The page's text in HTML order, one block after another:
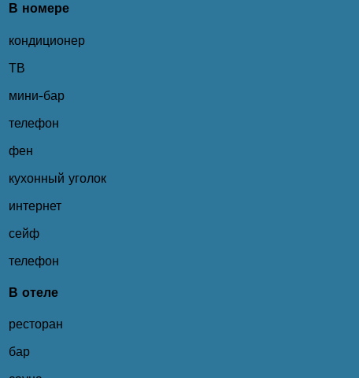
В номере
кондиционер
ТВ
мини-бар
телефон
фен
кухонный уголок
интернет
сейф
телефон
В отеле
ресторан
бар